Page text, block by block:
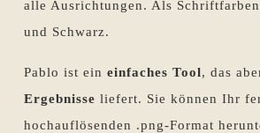
alle Ausrichtungen. Als
und Schwarz.
Pablo ist ein einfaches Tool, das
Ergebnisse liefert. Sie können Ihr
hochauflösenden .png-Format